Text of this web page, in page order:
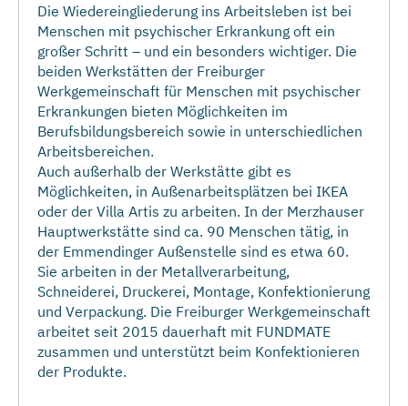
Die Wiedereingliederung ins Arbeitsleben ist bei
Menschen mit psychischer Erkrankung oft ein
großer Schritt – und ein besonders wichtiger. Die
beiden Werkstätten der Freiburger
Werkgemeinschaft für Menschen mit psychischer
Erkrankungen bieten Möglichkeiten im
Berufsbildungsbereich sowie in unterschiedlichen
Arbeitsbereichen.
Auch außerhalb der Werkstätte gibt es
Möglichkeiten, in Außenarbeitsplätzen bei IKEA
oder der Villa Artis zu arbeiten. In der Merzhauser
Hauptwerkstätte sind ca. 90 Menschen tätig, in
der Emmendinger Außenstelle sind es etwa 60.
Sie arbeiten in der Metallverarbeitung,
Schneiderei, Druckerei, Montage, Konfektionierung
und Verpackung. Die Freiburger Werkgemeinschaft
arbeitet seit 2015 dauerhaft mit FUNDMATE
zusammen und unterstützt beim Konfektionieren
der Produkte.